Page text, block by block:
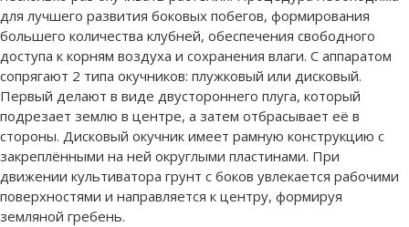
для лучшего развития боковых побегов, формирования
большего количества клубней, обеспечения свободного
доступа к корням воздуха и сохранения влаги. С аппаратом
сопрягают 2 типа окучников: плужковый или дисковый.
Первый делают в виде двустороннего плуга, который
подрезает землю в центре, а затем отбрасывает её в
стороны. Дисковый окучник имеет рамную конструкцию с
закреплёнными на ней округлыми пластинами. При
движении культиватора грунт с боков увлекается рабочими
поверхностями и направляется к центру, формируя
земляной гребень.